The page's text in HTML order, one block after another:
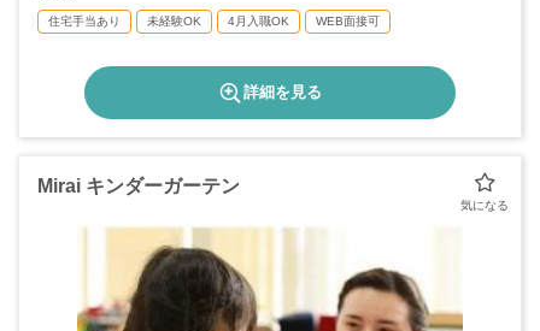
住宅手当あり 未経験OK 4月入職OK WEB面接可
詳細を見る
Mirai キンダーガーテン